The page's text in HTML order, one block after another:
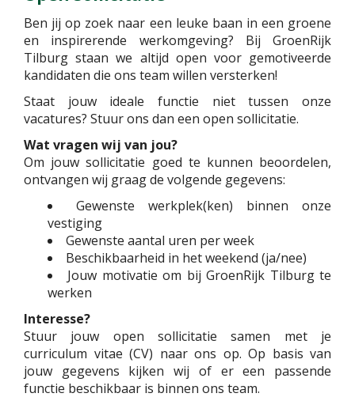
Ben jij op zoek naar een leuke baan in een groene
en inspirerende werkomgeving? Bij GroenRijk
Tilburg staan we altijd open voor gemotiveerde
kandidaten die ons team willen versterken!
Staat jouw ideale functie niet tussen onze
vacatures? Stuur ons dan een open sollicitatie.
Wat vragen wij van jou?
Om jouw sollicitatie goed te kunnen beoordelen,
ontvangen wij graag de volgende gegevens:
Gewenste werkplek(ken) binnen onze
vestiging
Gewenste aantal uren per week
Beschikbaarheid in het weekend (ja/nee)
Jouw motivatie om bij GroenRijk Tilburg te
werken
Interesse?
Stuur jouw open sollicitatie samen met je
curriculum vitae (CV) naar ons op. Op basis van
jouw gegevens kijken wij of er een passende
functie beschikbaar is binnen ons team.